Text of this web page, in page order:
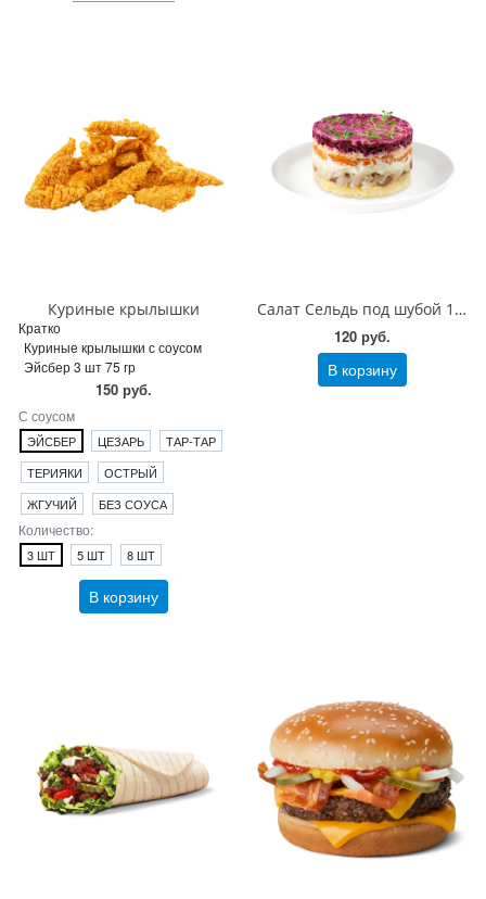
Куриные крылышки
Кратко
Куриные крылышки с соусом
Эйсбер 3 шт 75 гр
150 руб.
С соусом
ЭЙСБЕР ЦЕЗАРЬ
ТАР-ТАР
ТЕРИЯКИ
ОСТРЫЙ
ЖГУЧИЙ
БЕЗ СОУСА
Количество:
3 ШТ 5 ШТ 8 ШТ
В корзину
Салат Сельдь под шубой 120 гр
120 руб.
В корзину